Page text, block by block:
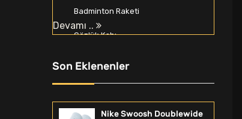
Badminton Raketi
Gözlük Kabı
Spor Softshell & Polar
Zıplama Kutusu
Devamı ..
Son Eklenenler
Nike Swoosh Doublewide